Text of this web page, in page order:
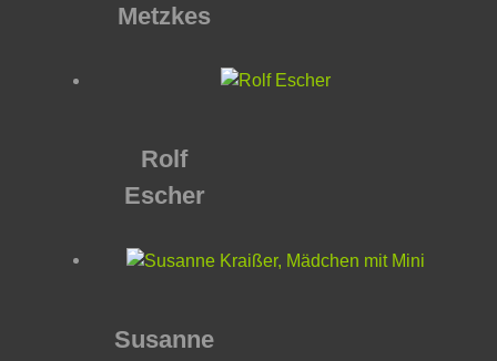
Metzkes
Rolf
Escher
Susanne